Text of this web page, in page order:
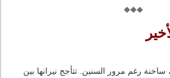
رغم مرور السنين. تتأجج نيرانها بين